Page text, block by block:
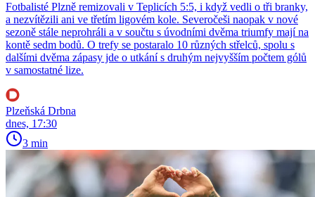
Fotbalisté Plzně remizovali v Teplicích 5:5, i když vedli o tři branky,
a nezvítězili ani ve třetím ligovém kole. Severočeši naopak v nové
sezoně stále neprohráli a v součtu s úvodními dvěma triumfy mají na
kontě sedm bodů. O trefy se postaralo 10 různých střelců, spolu s
dalšími dvěma zápasy jde o utkání s druhým nejvyšším počtem gólů
v samostatné lize.
Plzeňská Drbna
dnes, 17:30
3 min